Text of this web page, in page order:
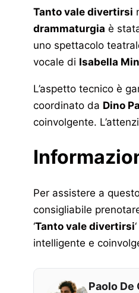
Tanto vale divertirsi
drammaturgia è
uno spettacolo
vocale di Isabella
L’aspetto tecnico è
coordinato da Dino
coinvolgente.
Per assistere a
consigliabile
‘Tanto vale divertirsi
intelligente e
Paolo De